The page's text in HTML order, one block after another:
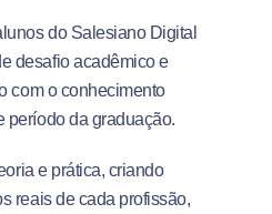
do Salesiano Digital
desafio acadêmico e
com o conhecimento
período da graduação.
e prática, criando
reais de cada profissão,